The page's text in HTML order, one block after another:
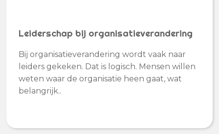
Leiderschap bij organisatieverandering
Bij organisatieverandering wordt vaak naar
leiders gekeken. Dat is logisch. Mensen willen
weten waar de organisatie heen gaat, wat
belangrijk..